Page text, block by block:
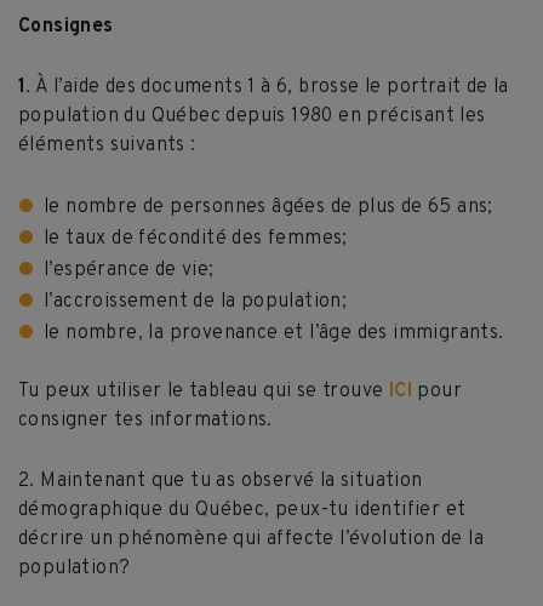
Consignes
1. À l’aide des documents 1 à 6, brosse le portrait de la
population du Québec depuis 1980 en précisant les
éléments suivants :
le nombre de personnes âgées de plus de 65 ans;
le taux de fécondité des femmes;
l’espérance de vie;
l’accroissement de la population;
le nombre, la provenance et l’âge des immigrants.
Tu peux utiliser le tableau qui se trouve ICI pour
consigner tes informations.
2. Maintenant que tu as observé la situation
démographique du Québec, peux-tu identifier et
décrire un phénomène qui affecte l’évolution de la
population?